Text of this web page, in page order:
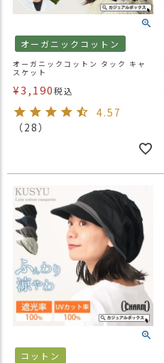
オーガニックコットン
オーガニックコットン タック キャ
スケット
¥3,190税込
4.57
（28）
コットン